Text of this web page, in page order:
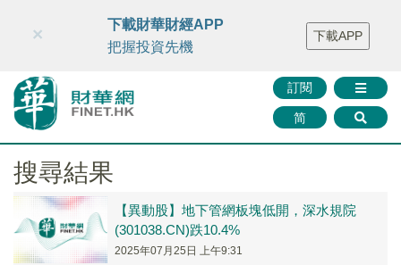
財華智庫網 FINTV FINMETA 財華證券 媒體矩陣
智庫沙龍
聯絡我們
訂閱
简
×
下載財華財經APP
把握投資先機
下載APP
搜尋結果
【異動股】地下管網板塊低開，深水規院
(301038.CN)跌10.4%
2025年07月25日 上午9:31